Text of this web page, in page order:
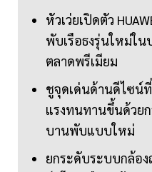
หัวเว่ยเปิดตัว
พับเรือธงรุ่นใหม่ใน
ตลาดพรีเมียม
ชูจุดเด่นด้านดีไซน์ที่
แรงทนทานขึ้นด้วยก
บานพับแบบใหม่
ยกระดับระบบกล้อ